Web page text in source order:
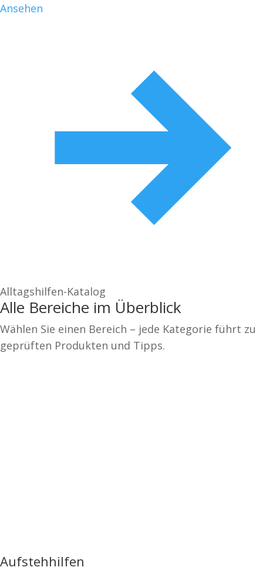
Ansehen
Alltagshilfen-Katalog
Alle Bereiche im Überblick
Wählen Sie einen Bereich – jede Kategorie führt zu
geprüften Produkten und Tipps.
Aufstehhilfen